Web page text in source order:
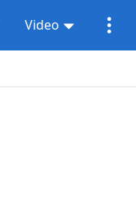
Video